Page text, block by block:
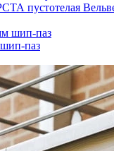
пустотелая
паз